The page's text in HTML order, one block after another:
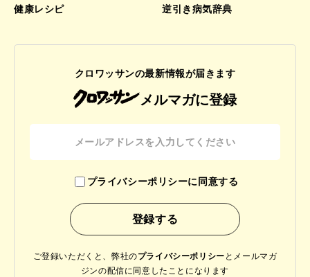
健康レシピ
逆引き病気辞典
クロワッサンの最新情報が届きます
メルマガに登録
プライバシーポリシーに同意する
ご登録いただくと、弊社のプライバシーポリシー と メールマガ
ジンの配信に同意したことになります